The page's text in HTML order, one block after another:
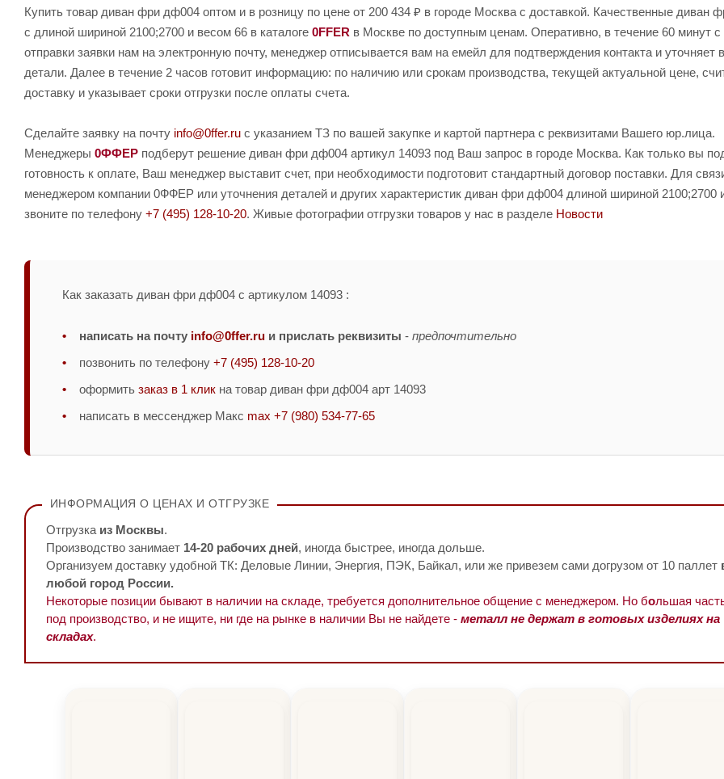
Купить товар диван фри дф004 оптом и в розницу по цене от 200 434 ₽ в городе Москва с доставкой. Качественные диван
с длиной шириной 2100;2700 и весом 66 в каталоге 0FFER в Москве по доступным ценам. Оперативно, в течение 60 минут
отправки заявки нам на электронную почту, менеджер отписывается вам на емейл для подтверждения контакта и уточняет
детали. Далее в течение 2 часов готовит информацию: по наличию или срокам производства, текущей актуальной цене,
доставку и указывает сроки отгрузки после оплаты счета.
Сделайте заявку на почту info@0ffer.ru с указанием ТЗ по вашей закупке и картой партнера с реквизитами Вашего юр.лица.
Менеджеры 0ФФЕР подберут решение диван фри дф004 артикул 14093 под Ваш запрос в городе Москва. Как только вы
готовность к оплате, Ваш менеджер выставит счет, при необходимости подготовит стандартный договор поставки. Для
менеджером компании 0ФФЕР или уточнения деталей и других характеристик диван фри дф004 длиной шириной 2100;2700
звоните по телефону +7 (495) 128-10-20. Живые фотографии отгрузки товаров у нас в разделе Новости
Как заказать диван фри дф004 с артикулом 14093 :
написать на почту info@0ffer.ru и прислать реквизиты - предпочтительно
позвонить по телефону +7 (495) 128-10-20
оформить заказ в 1 клик на товар диван фри дф004 арт 14093
написать в мессенджер Макс max +7 (980) 534-77-65
ИНФОРМАЦИЯ О ЦЕНАХ И ОТГРУЗКЕ
Отгрузка из Москвы.
Производство занимает 14-20 рабочих дней, иногда быстрее, иногда дольше.
Организуем доставку удобной ТК: Деловые Линии, Энергия, ПЭК, Байкал, или же привезем сами догрузом от 10 паллет
любой город России.
Некоторые позиции бывают в наличии на складе, требуется дополнительное общение с менеджером. Но большая
под производство, и не ищите, ни где на рынке в наличии Вы не найдете - металл не держат в готовых изделиях на
складах.